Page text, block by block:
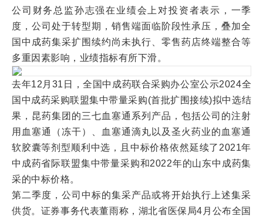
公司财务总监孙志强在业绩会上对投资者表示，一季
度，公司处于转型期，销售端面临阶段性承压，叠加全
国中成药集采扩围续约尚未执行、零售药店终端整合等
多重因素影响，业绩指标有所下滑。
去年12月31日，全国中成药联合采购办公室公示2024全
国中成药采购联盟集中带量采购(首批扩围接续)拟中选结
果，昆药集团的三七血塞通系列产品，包括公司的注射
用血塞通（冻干）、血塞通滴丸以及圣火药业的血塞通
软胶囊等剂型顺利中选，且中标价格依然延续了2021年
中成药省际联盟集中带量采购和2022年的山东中成药集
采的中标价格。
第二季度，公司中标的集采产品或将开始执行上述集采
供货。证券事务代表董雨称，湖北省医保局4月公布全国